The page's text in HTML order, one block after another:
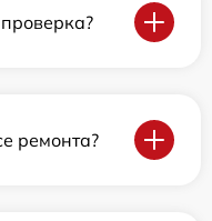
ремонта?